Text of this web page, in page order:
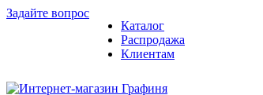
Задайте вопрос
Каталог
Распродажа
Клиентам